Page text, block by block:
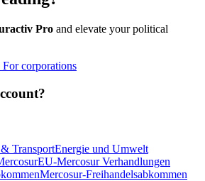
Pro and elevate your political
For corporations
TransportEnergie und Umwelt
EU-Mercosur Verhandlungen
Mercosur-Freihandelsabkommen